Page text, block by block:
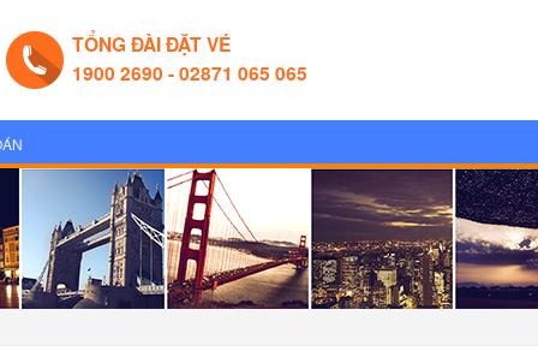
TỔNG ĐÀI ĐẶT VÉ
1900 2690 - 02871 065 065